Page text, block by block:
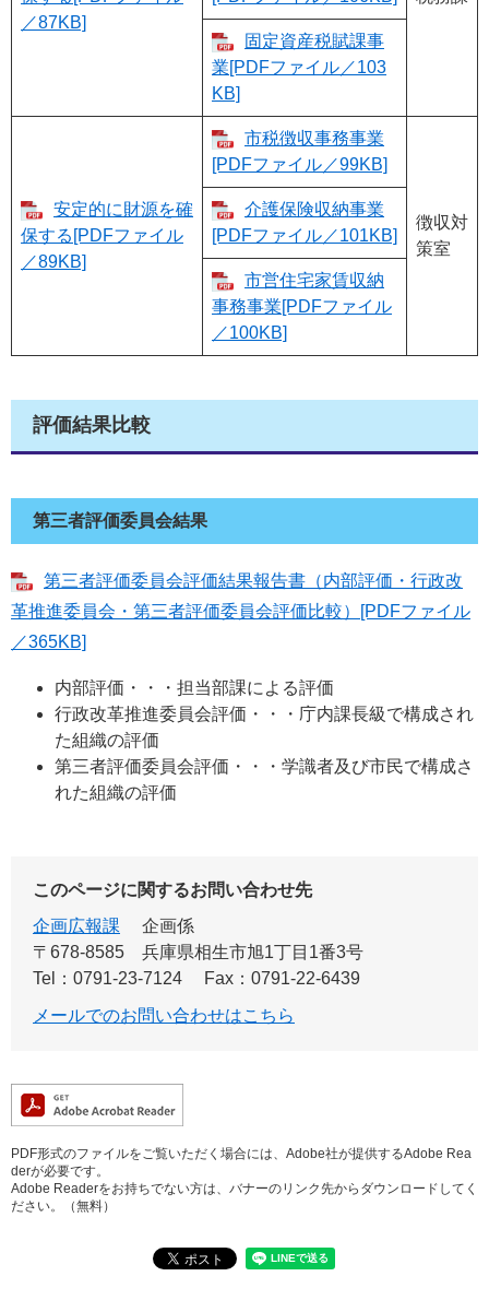
／87KB]
固定資産税賦課事
業[PDFファイル／103
KB]
安定的に財源を確
保する[PDFファイル
／89KB]
市税徴収事務事業
[PDFファイル／99KB]
徴収対
策室
介護保険収納事業
[PDFファイル／101KB]
市営住宅家賃収納
事務事業[PDFファイル
／100KB]
評価結果比較
第三者評価委員会結果
第三者評価委員会評価結果報告書（内部評価・行政改
革推進委員会・第三者評価委員会評価比較）[PDFファイル
／365KB]
内部評価・・・担当部課による評価
行政改革推進委員会評価・・・庁内課長級で構成され
た組織の評価
第三者評価委員会評価・・・学識者及び市民で構成さ
れた組織の評価
このページに関するお問い合わせ先
企画広報課
企画係
〒678-8585
兵庫県相生市旭1丁目1番3号
Tel：0791-23-7124
Fax：0791-22-6439
メールでのお問い合わせはこちら
PDF形式のファイルをご覧いただく場合には、Adobe社が提供するAdobe Rea
derが必要です。
Adobe Readerをお持ちでない方は、バナーのリンク先からダウンロードしてく
ださい。（無料）